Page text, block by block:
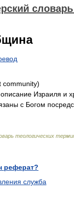
community)
Израиля и
с Богом
теологических
реферат?
служба